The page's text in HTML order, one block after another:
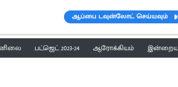
ஆப்பை டவுன்லோட் செய்யவும்
பட்ஜெட் 2023-24 ஆரோக்கியம் இன்றைய